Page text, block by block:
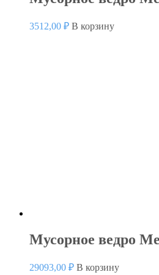
3512,00 ₽ В корзину
Мусорное ведро
29093,00 ₽ В корзину